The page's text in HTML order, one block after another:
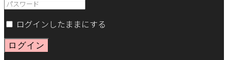
ログインしたままにする
ログイン